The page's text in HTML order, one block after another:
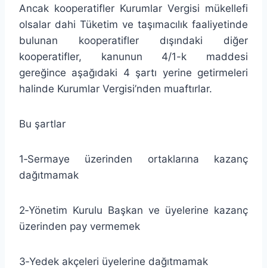
Ancak kooperatifler Kurumlar Vergisi mükellefi
olsalar dahi Tüketim ve taşımacılık faaliyetinde
bulunan kooperatifler dışındaki diğer
kooperatifler, kanunun 4/1-k maddesi
gereğince aşağıdaki 4 şartı yerine getirmeleri
halinde Kurumlar Vergisi’nden muaftırlar.
Bu şartlar
1‐Sermaye üzerinden ortaklarına kazanç
dağıtmamak
2‐Yönetim Kurulu Başkan ve üyelerine kazanç
üzerinden pay vermemek
3‐Yedek akçeleri üyelerine dağıtmamak